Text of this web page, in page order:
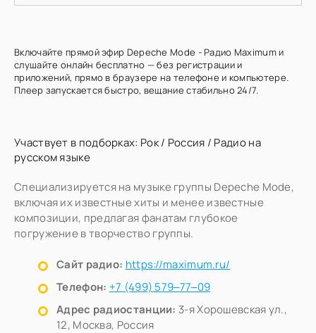
Включайте прямой эфир Depeche Mode - Радио Maximum и
слушайте онлайн бесплатно — без регистрации и
приложений, прямо в браузере на телефоне и компьютере.
Плеер запускается быстро, вещание стабильно 24/7.
Участвует в подборках: Рок/ Россия / Радио на
русском языке
Специализируется на музыке группы Depeche Mode,
включая их известные хиты и менее известные
композиции, предлагая фанатам глубокое
погружение в творчество группы.
Сайт радио: https://maximum.ru/
Телефон: +7 (499) 579‒77‒09
Адрес радиостанции: 3-я Хорошевская ул.,
12, Москва, Россия